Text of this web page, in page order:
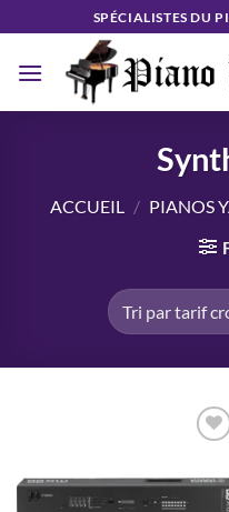
au
contenu
SPÉCIALISTES DU
ACCUEIL / PIANOS